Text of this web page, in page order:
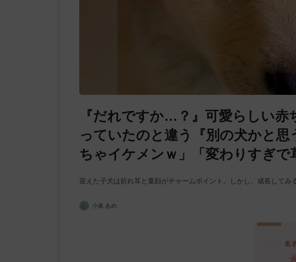
『だれですか…？』可愛らしい
っていたのと違う『別の犬かと思
ちゃイケメンｗ」「変わりすぎで
迎えた子犬は折れ耳と童顔がチャームポイント。しかし、成長してみ
小泉 あめ